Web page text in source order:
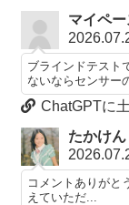
マイペー
ブラインドテスト
ないならセンサー
ChatGPTに
たかけん
コメントありがと
えていただ...